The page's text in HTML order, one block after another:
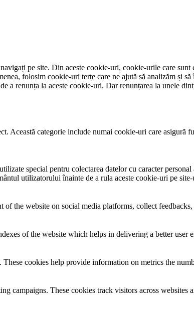
pe site. Din aceste cookie-uri, cookie-urile care
folosim cookie-uri terțe care ne ajută să analizăm și
a renunța la aceste cookie-uri. Dar renunțarea la unele
Această categorie include numai cookie-uri care asigură
special pentru colectarea datelor cu caracter
utilizatorului înainte de a rula aceste cookie-uri pe
the website on social media platforms, collect
of the website which helps in delivering a better user
cookies help provide information on metrics the
campaigns. These cookies track visitors across